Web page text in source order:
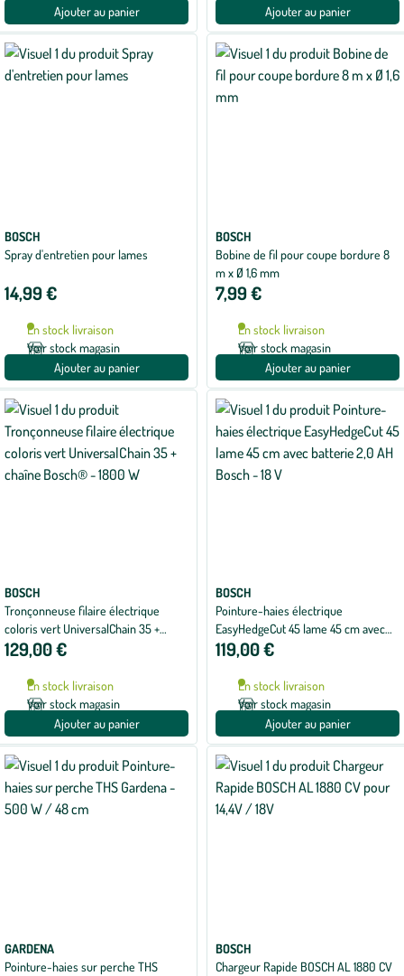
Ajouter au panier
Ajouter au panier
BOSCH
Spray d'entretien pour lames
14,99 €
En stock livraison
Voir stock magasin
Ajouter au panier
BOSCH
Bobine de fil pour coupe bordure 8
m x Ø 1,6 mm
7,99 €
En stock livraison
Voir stock magasin
Ajouter au panier
BOSCH
Tronçonneuse filaire électrique
coloris vert UniversalChain 35 +
chaîne Bosch® - 1800 W
129,00 €
En stock livraison
Voir stock magasin
Ajouter au panier
BOSCH
Pointure-haies électrique
EasyHedgeCut 45 lame 45 cm avec
batterie 2,0 AH Bosch - 18 V
119,00 €
En stock livraison
Voir stock magasin
Ajouter au panier
GARDENA
Pointure-haies sur perche THS
BOSCH
Chargeur Rapide BOSCH AL 1880 CV